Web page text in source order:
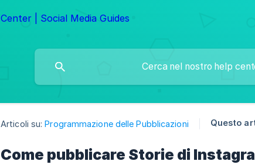
Articoli su: Programmazione delle Pubblicazioni Questo
Come pubblicare Storie di